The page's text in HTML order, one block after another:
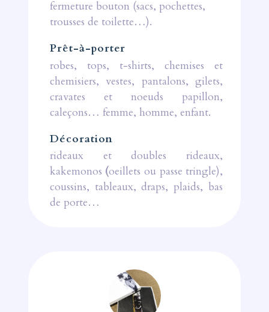
fermeture bouton (sacs, pochettes,
trousses de toilette…).
Prêt-à-porter
robes, tops, t-shirts, chemises et
chemisiers, vestes, pantalons, gilets,
cravates et noeuds papillon,
caleçons… femme, homme, enfant.
Décoration
rideaux et doubles rideaux,
kakemonos (oeillets ou passe tringle),
coussins, tableaux, draps, plaids, bas
de porte…